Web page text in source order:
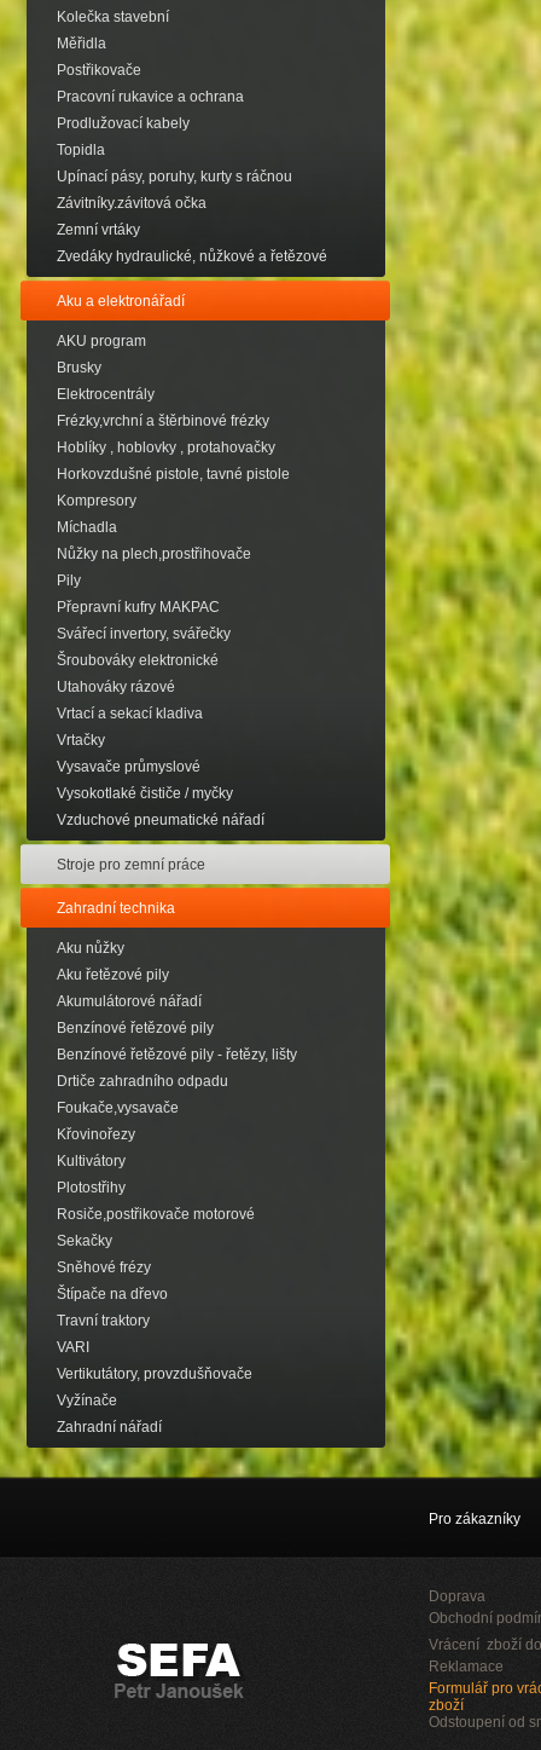
Kolečka stavební
Měřidla
Postřikovače
Pracovní rukavice a ochrana
Prodlužovací kabely
Topidla
Upínací pásy, poruhy, kurty s ráčnou
Závitníky.závitová očka
Zemní vrtáky
Zvedáky hydraulické, nůžkové a řetězové
Aku a elektronářadí
AKU program
Brusky
Elektrocentrály
Frézky,vrchní a štěrbinové frézky
Hoblíky , hoblovky , protahovačky
Horkovzdušné pistole, tavné pistole
Kompresory
Míchadla
Nůžky na plech,prostřihovače
Pily
Přepravní kufry MAKPAC
Svářecí invertory, svářečky
Šroubováky elektronické
Utahováky rázové
Vrtací a sekací kladiva
Vrtačky
Vysavače průmyslové
Vysokotlaké čističe / myčky
Vzduchové pneumatické nářadí
Stroje pro zemní práce
Zahradní technika
Aku nůžky
Aku řetězové pily
Akumulátorové nářadí
Benzínové řetězové pily
Benzínové řetězové pily - řetězy, lišty
Drtiče zahradního odpadu
Foukače,vysavače
Křovinořezy
Kultivátory
Plotostřihy
Rosiče,postřikovače motorové
Sekačky
Sněhové frézy
Štípače na dřevo
Travní traktory
VARI
Vertikutátory, provzdušňovače
Vyžínače
Zahradní nářadí
Pro zákazníky
Doprava
Obchodní
Vrácení zboží
Reklamace
Formulář pro
zboží
Odstoupení od